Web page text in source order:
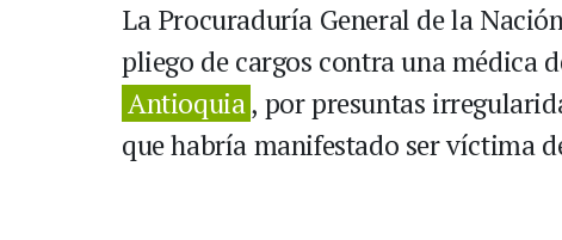
La Procuraduría General de la
pliego de cargos contra una médica
Antioquia, por presuntas
que habría manifestado ser víctima